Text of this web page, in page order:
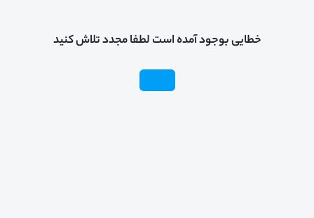
خطایی بوجود آمده است لطفا مجدد تلاش کنید